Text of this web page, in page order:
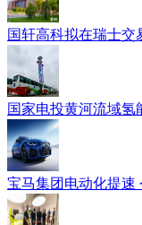
国轩高科拟在瑞士交
国家电投黄河流域氢
宝马集团电动化提速